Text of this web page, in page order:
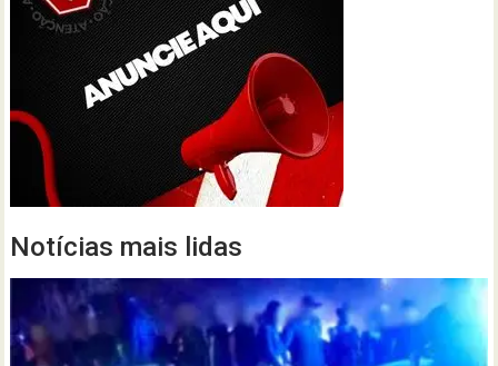
Notícias mais lidas